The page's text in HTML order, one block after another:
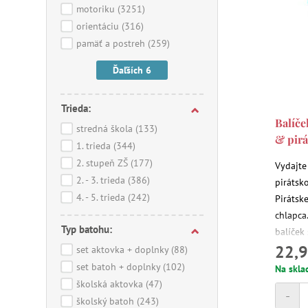
motoriku (3251)
orientáciu (316)
pamäť a postreh (259)
Ďaľších 6
Trieda:
stredná škola (133)
1. trieda (344)
2. stupeň ZŠ (177)
2. - 3. trieda (386)
4. - 5. trieda (242)
Typ batohu:
set aktovka + doplnky (88)
set batoh + doplnky (102)
školská aktovka (47)
školský batoh (243)
&
balíček
4
Arty
Na
-